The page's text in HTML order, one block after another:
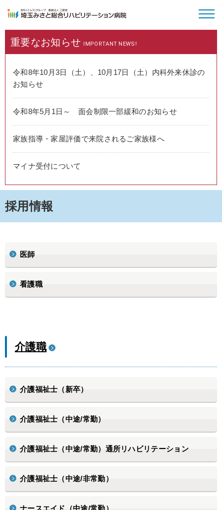
病院のご案内
外来受診
特長と取り組み
採用情報
重要なお知らせ IMPORTANT NEWS!
令和8年10月3日（土）、10月17日（土）内科外来休診の
お知らせ
令和8年5月1日～ 面会制限一部緩和のお知らせ
家族指導・家屋評価で来院されるご家族様へ
マイナ受付について
採用情報
医師
看護職
介護職
介護福祉士（新卒）
介護福祉士（中途/常勤）
介護福祉士（中途/常勤）通所リハビリテーション
介護福祉士（中途/非常勤）
ナースエイド（中途/常勤）